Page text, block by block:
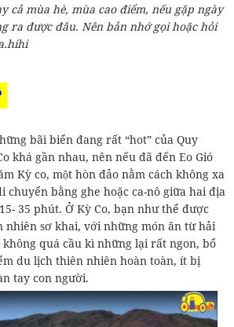
cả mùa hè, mùa cao điểm, nếu gặp ngày
ra được đâu. Nên bản nhớ gọi hoặc hỏi
bãi biển đang rất “hot” của Quy
khá gần nhau, nên nếu đã đến Eo Gió
Kỳ co, một hòn đảo nằm cách không xa
chuyển bằng ghe hoặc ca-nô giữa hai địa
35 phút. Ở Kỳ Co, bạn như thể được
nhiên sơ khai, với những món ăn từ hải
không quá cầu kì những lại rất ngon, bổ
du lịch thiên nhiên hoàn toàn, ít bị
tay con người.